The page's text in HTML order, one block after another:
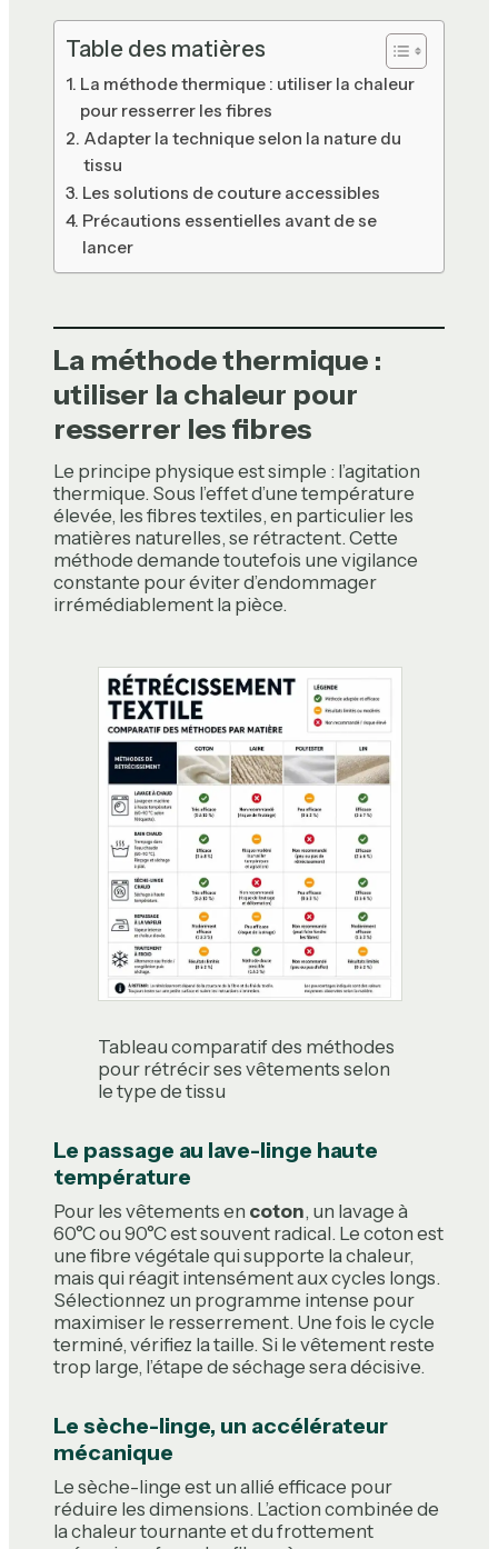
Table des matières
La méthode thermique : utiliser la chaleur
pour resserrer les fibres
Adapter la technique selon la nature du
tissu
Les solutions de couture accessibles
Précautions essentielles avant de se
lancer
La méthode thermique :
utiliser la chaleur pour
resserrer les fibres
Le principe physique est simple : l’agitation
thermique. Sous l’effet d’une température
élevée, les fibres textiles, en particulier les
matières naturelles, se rétractent. Cette
méthode demande toutefois une vigilance
constante pour éviter d’endommager
irrémédiablement la pièce.
Tableau comparatif des méthodes
pour rétrécir ses vêtements selon
le type de tissu
Le passage au lave-linge haute
température
Pour les vêtements en coton, un lavage à
60°C ou 90°C est souvent radical. Le coton est
une fibre végétale qui supporte la chaleur,
mais qui réagit intensément aux cycles longs.
Sélectionnez un programme intense pour
maximiser le resserrement. Une fois le cycle
terminé, vérifiez la taille. Si le vêtement reste
trop large, l’étape de séchage sera décisive.
Le sèche-linge, un accélérateur
mécanique
Le sèche-linge est un allié efficace pour
réduire les dimensions. L’action combinée de
la chaleur tournante et du frottement